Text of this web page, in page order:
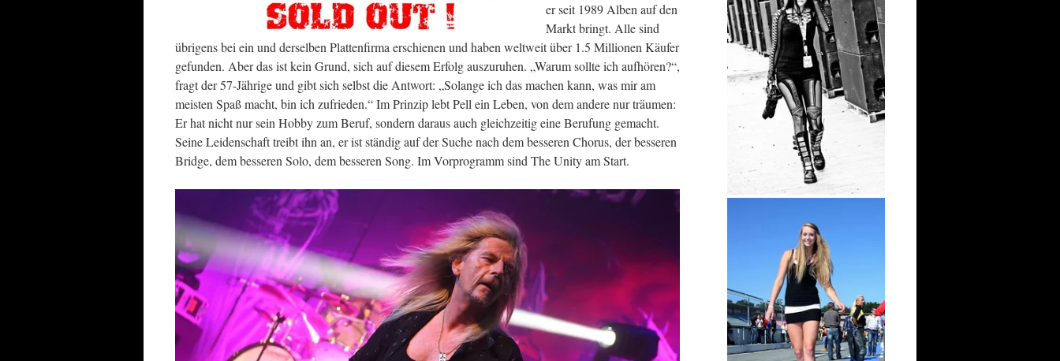
er seit 1989 Alben auf den
Markt bringt. Alle sind
übrigens bei ein und derselben Plattenfirma erschienen und haben weltweit über 1.5 Millionen Käufer
gefunden. Aber das ist kein Grund, sich auf diesem Erfolg auszuruhen. „Warum sollte ich aufhören?“,
fragt der 57-Jährige und gibt sich selbst die Antwort: „Solange ich das machen kann, was mir am
meisten Spaß macht, bin ich zufrieden.“ Im Prinzip lebt Pell ein Leben, von dem andere nur träumen:
Er hat nicht nur sein Hobby zum Beruf, sondern daraus auch gleichzeitig eine Berufung gemacht.
Seine Leidenschaft treibt ihn an, er ist ständig auf der Suche nach dem besseren Chorus, der besseren
Bridge, dem besseren Solo, dem besseren Song. Im Vorprogramm sind The Unity am Start.